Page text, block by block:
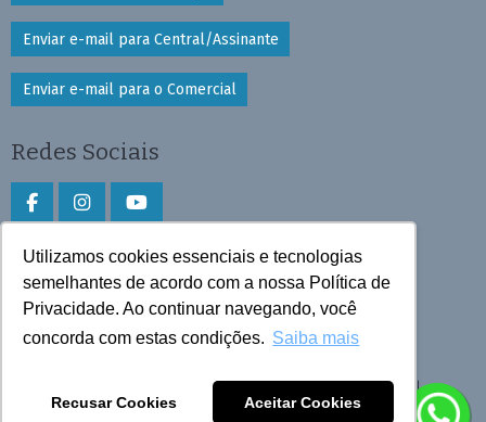
Utilizamos cookies essenciais e tecnologias
semelhantes de acordo com a nossa Política de
Privacidade. Ao continuar navegando, você
concorda com estas condições. Saiba mais
Recusar Cookies Aceitar Cookies
Enviar e-mail para Central/Assinante
Enviar e-mail para o Comercial
Redes Sociais
Faça download do aplicativo
Play Store e App Store
Todos os direitos reservados © 2026 Cruzeiro do Sul